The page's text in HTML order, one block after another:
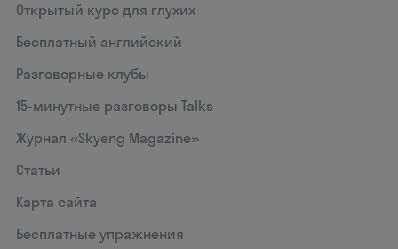
Открытый курс для глухих
Бесплатный английский
Разговорные клубы
15‑минутные разговоры Talks
Журнал «Skyeng Magazine»
Статьи
Карта сайта
Бесплатные упражнения